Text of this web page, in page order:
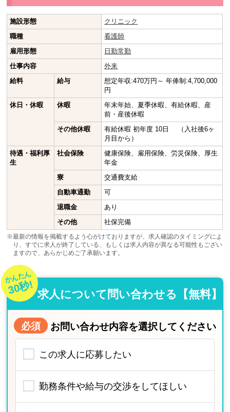
施設形態
クリニック
職種
看護師
雇用形態
日勤常勤
仕事内容
外来
給料
給与
想定年収:470万円～ 年俸制:4,700,000
円
休日・休暇
休暇
年末年始、夏季休暇、有給休暇、産
前・産後休暇
その他休暇
有給休暇 初年度 10日 （入社後6ヶ
月目から）
待遇・福利厚
生
社会保険
健康保険、雇用保険、労災保険、厚生
年金
寮
交通費支給
自動車通勤
可
退職金
あり
その他
社保完備
※最新の情報を掲載するよう心がけておりますが、求人確認のタイミングによ
り、すでに求人が終了している、もしくは求人内容が異なる可能性もござい
ますので、あらかじめご了承願います。
かんたん
30秒! 求人について問い合わせる【無料】
必須 お問い合わせ内容を選択してください
この求人に応募したい
勤務条件や給与の交渉をしてほしい